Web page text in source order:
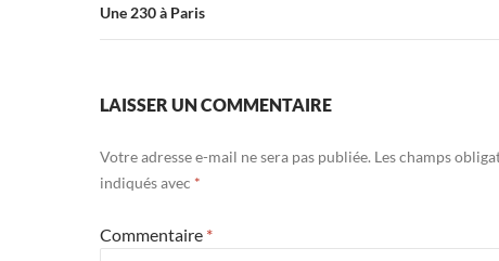
Une 230 à Paris
LAISSER UN COMMENTAIRE
Votre adresse e-mail ne sera pas publiée. Les champs
indiqués avec *
Commentaire *